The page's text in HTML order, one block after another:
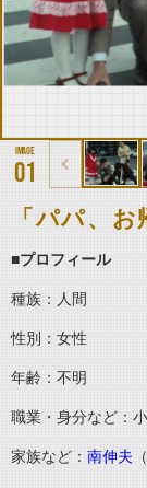
01
「パパ、お
■プロフィール
種族：人間
性別：女性
年齢：不明
職業・身分など：
家族など： 南伸夫